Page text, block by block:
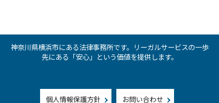
神奈川県横浜市にある法律事務所です。リーガルサービスの一歩
先にある「安心」という価値を提供します。
個人情報保護方針 お問い合わせ